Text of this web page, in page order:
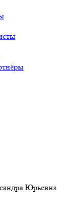
Юрьевна